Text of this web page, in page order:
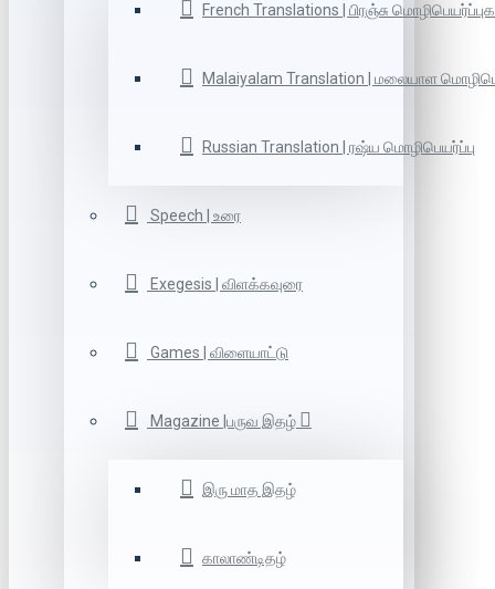
French Translations | பிரஞ்சு
Malaiyalam Translation | மலையாள
Russian Translation | ரஷ்ய மொழிபெயர்ப்பு
Speech | உரை
Exegesis | விளக்கவுரை
Games | விளையாட்டு
Magazine |பருவ இதழ்
இரு மாத இதழ்
காலாண்டிதழ்